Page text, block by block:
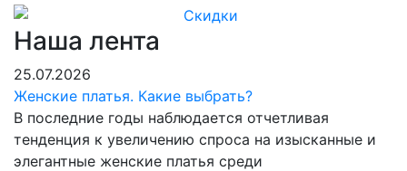
Наша лента
25.07.2026
Женские платья. Какие выбрать?
В последние годы наблюдается отчетливая
тенденция к увеличению спроса на изысканные и
элегантные женские платья среди